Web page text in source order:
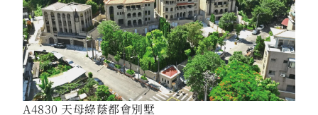
A4830 天母綠蔭都會別墅